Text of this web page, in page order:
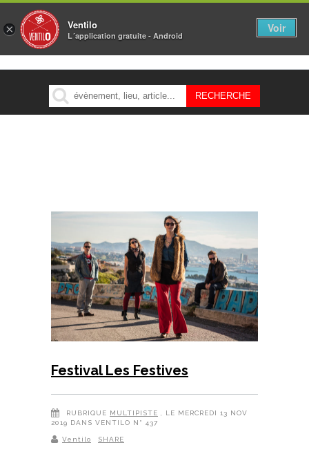
MENU
Festival Les Festives
RUBRIQUE MULTIPISTE
, LE MERCREDI 13 NOV
2019 DANS VENTILO N° 437
Ventilo SHARE
× Ventilo
L´application gratuite - Android
Voir